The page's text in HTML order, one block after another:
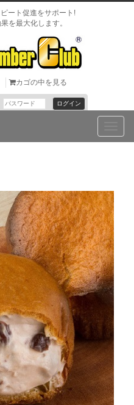
ート促進をサポート!
を最大化します。
カゴの中を見る